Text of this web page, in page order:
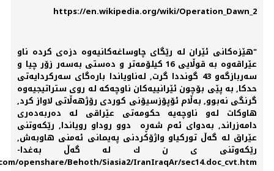
https://en.wikipedia.org/wiki/Operation_Dawn_2
"هێزەكانی ئێران لە رێگای چاوساغەكانیەوە دزەی كردە ناو
عێراقەوە بە قوڵایی 16 كیلۆمەتر و دەستی بەسەر زۆر چیا و
سەربازگەو 43 گونددا گرت, لەناویاندا بارەگای سەركردایەتی
حدكا, بە پێی بۆچون ئێرانییەكان ناوچەكە لە روی ستراتیجیەوە
گرنگی نەبوو, بەڵام ئۆپۆزسیۆنی كوردی رۆژهەڵاتی لاواز كرد,
هاوكات لەو ناوچەیە حكومەتی عێراقی لە دەربەدەری
دامەزراند, بەدوای ئەم شەڕە دوو روداو رویاندا, رێكەوتنی
عێراق لە گەڵ توركیاو واژۆكردنی پەیمانی ئەمنی هاوبەش,
رێكەوتنی ی ن ك لە گەڵ بەغدا-
openshare/Behoth/Siasia2/IranIraqAr/sec14.doc_cvt.htm".